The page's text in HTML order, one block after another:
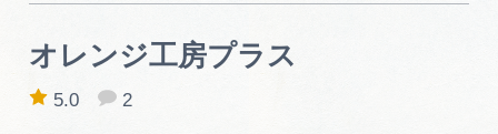
オレンジ工房プラス
5.0 2